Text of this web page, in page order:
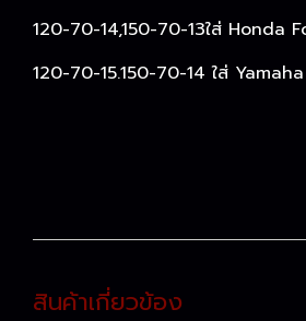
120-70-14,150-70-13ใส่ Honda
120-70-15.150-70-14 ใส่
สินค้าเกี่ยวข้อง